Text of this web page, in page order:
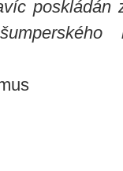
poskládán